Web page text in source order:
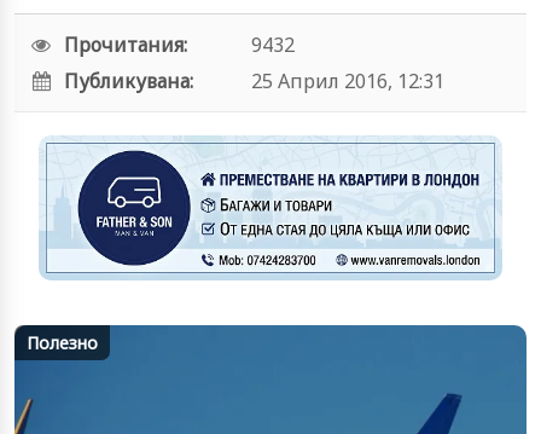
Прочитания:
9432
Публикувана:
25 Април 2016, 12:31
Полезно